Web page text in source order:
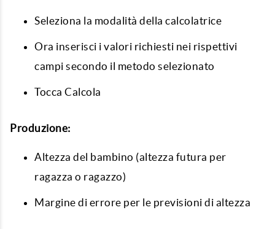
Seleziona la modalità della calcolatrice
Ora inserisci i valori richiesti nei rispettivi
campi secondo il metodo selezionato
Tocca Calcola
Produzione:
Altezza del bambino (altezza futura per
ragazza o ragazzo)
Margine di errore per le previsioni di altezza